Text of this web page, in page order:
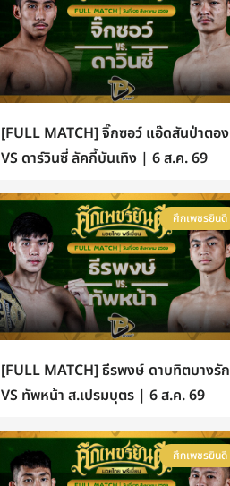
[FULL MATCH] จิ๊กซอว์ แอ๊ดสันป่าตอง
VS ดาร์วินซี่ ลัคกี้บันเทิง | 6 ส.ค. 69
ศึกเพชรยินดี
[FULL MATCH] ธีรพงษ์ ดาบทิตบางรัก
VS ทัพหน้า ส.เปรมบุตร | 6 ส.ค. 69
ศึกเพชรยินดี